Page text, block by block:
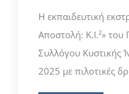
Η εκπαιδευτική
Αποστολή: Κ.Ι.²» του
Συλλόγου Κυστικής
2025 με πιλοτικές